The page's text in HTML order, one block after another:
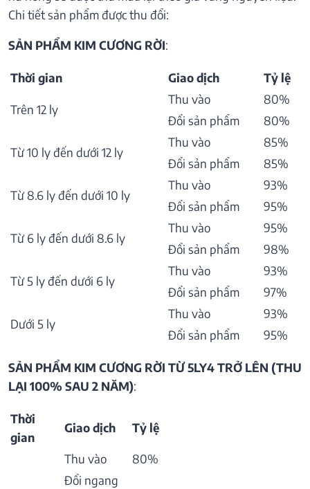
Chi tiết sản phẩm được thu đổi:
SẢN PHẨM KIM CƯƠNG RỜI:
Thời gian Giao dịch Tỷ lệ
Trên 12 ly
Thu vào
80%
Đổi sản phẩm
80%
Từ 10 ly đến dưới 12 ly
Thu vào
85%
Đổi sản phẩm
85%
Từ 8.6 ly đến dưới 10 ly
Thu vào
93%
Đổi sản phẩm
95%
Từ 6 ly đến dưới 8.6 ly
Thu vào
95%
Đổi sản phẩm
98%
Từ 5 ly đến dưới 6 ly
Thu vào
93%
Đổi sản phẩm
97%
Dưới 5 ly
Thu vào
93%
Đổi sản phẩm
95%
SẢN PHẨM KIM CƯƠNG RỜI TỪ 5LY4 TRỞ LÊN (THU
LẠI 100% SAU 2 NĂM):
Thời
gian
Giao dịch Tỷ lệ
Thu vào
80%
Đổi ngang